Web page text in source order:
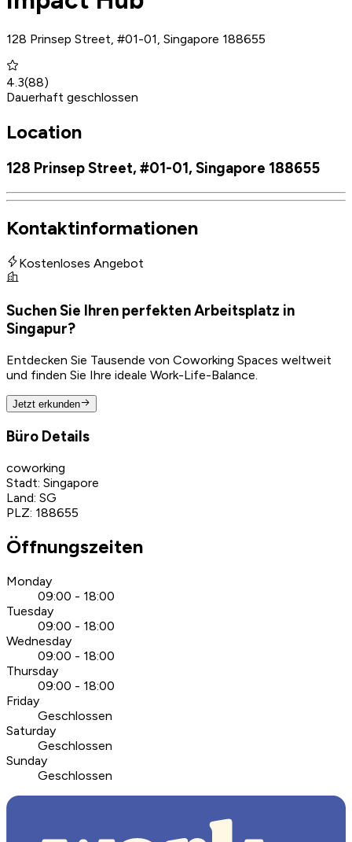
128 Prinsep Street, #01-01, Singapore 188655
4.3(88)
Dauerhaft geschlossen
Location
128 Prinsep Street, #01-01, Singapore 188655
Kontaktinformationen
Kostenloses Angebot
Suchen Sie Ihren perfekten Arbeitsplatz in
Singapur?
Entdecken Sie Tausende von Coworking Spaces weltweit
und finden Sie Ihre ideale Work-Life-Balance.
Jetzt erkunden
Büro Details
coworking
Stadt: Singapore
Land: SG
PLZ: 188655
Öffnungszeiten
Monday
09:00 - 18:00
Tuesday
09:00 - 18:00
Wednesday
09:00 - 18:00
Thursday
09:00 - 18:00
Friday
Geschlossen
Saturday
Geschlossen
Sunday
Geschlossen